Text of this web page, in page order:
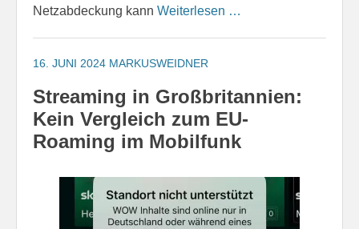
Netzabdeckung kann Weiterlesen …
16. JUNI 2024 MARKUSWEIDNER
Streaming in Großbritannien:
Kein Vergleich zum EU-
Roaming im Mobilfunk